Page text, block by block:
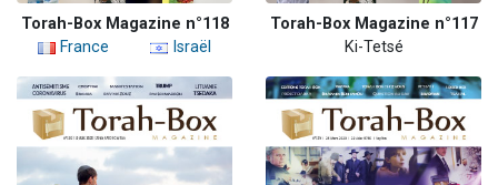
Torah-Box Magazine n°118
France
Israël
Torah-Box Magazine n°117
Ki-Tetsé